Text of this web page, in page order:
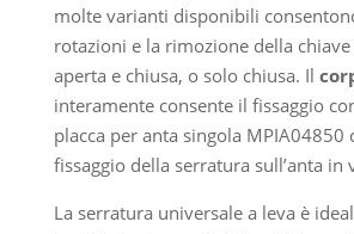
molte varianti disponibili
rotazioni e la rimozione della
aperta e chiusa, o solo chiusa. Il
interamente consente il fissaggio
placca per anta singola MPIA04850
fissaggio della serratura sull’anta in
La serratura universale a leva è